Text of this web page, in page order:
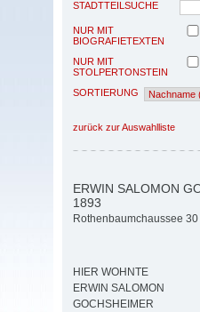
STADTTEILSUCHE
NUR MIT
BIOGRAFIETEXTEN
NUR MIT
STOLPERTONSTEIN
SORTIERUNG
zurück zur Auswahlliste
ERWIN SALOMON
1893
Rothenbaumchaussee
HIER WOHNTE
ERWIN SALOMON
GOCHSHEIMER